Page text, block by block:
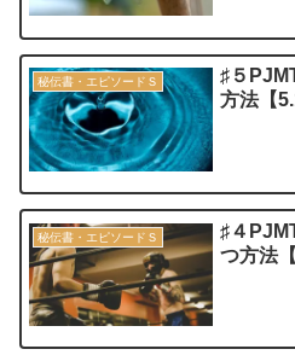
秘伝書・エピソードＳ
♯５
方法【
秘伝書・エピソードＳ
♯４
つ方法